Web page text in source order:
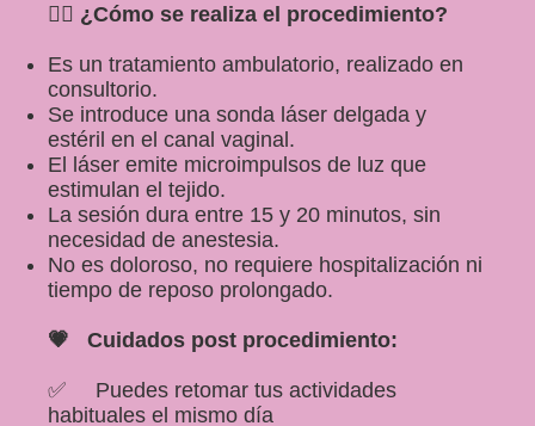
Cirugías
Obstetricia
Mastología
Prevencion Oncológica
Métodos Anticonceptivos
Productos
👩‍⚕️ ¿Cómo se realiza el procedimiento?
Es un tratamiento ambulatorio, realizado en
consultorio.
Se introduce una sonda láser delgada y
estéril en el canal vaginal.
El láser emite microimpulsos de luz que
estimulan el tejido.
La sesión dura entre 15 y 20 minutos, sin
necesidad de anestesia.
No es doloroso, no requiere hospitalización ni
tiempo de reposo prolongado.
💗 Cuidados post procedimiento:
✅ Puedes retomar tus actividades
habituales el mismo día